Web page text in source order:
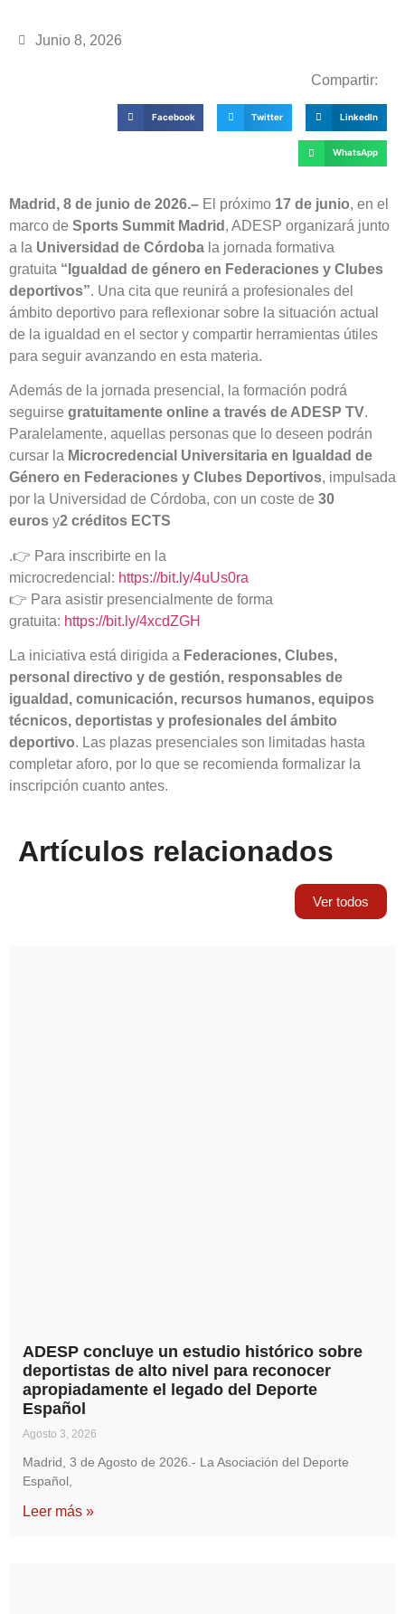
Junio 8, 2026
Compartir:
Facebook Twitter LinkedIn
WhatsApp
Madrid, 8 de junio de 2026.– El próximo 17 de junio, en el
marco de Sports Summit Madrid , ADESP organizará junto
a la Universidad de Córdoba la jornada formativa
gratuita “Igualdad de género en Federaciones y Clubes
deportivos”. Una cita que reunirá a profesionales del
ámbito deportivo para reflexionar sobre la situación actual
de la igualdad en el sector y compartir herramientas útiles
para seguir avanzando en esta materia.
Además de la jornada presencial, la formación podrá
seguirse gratuitamente online a través de ADESP TV.
Paralelamente, aquellas personas que lo deseen podrán
cursar la Microcredencial Universitaria en Igualdad de
Género en Federaciones y Clubes Deportivos, impulsada
por la Universidad de Córdoba, con un coste de 30
euros y2 créditos ECTS
.👉 Para inscribirte en la
microcredencial: https://bit.ly/4uUs0ra
👉 Para asistir presencialmente de forma
gratuita: https://bit.ly/4xcdZGH
La iniciativa está dirigida a Federaciones, Clubes,
personal directivo y de gestión, responsables de
igualdad, comunicación, recursos humanos, equipos
técnicos, deportistas y profesionales del ámbito
deportivo. Las plazas presenciales son limitadas hasta
completar aforo, por lo que se recomienda formalizar la
inscripción cuanto antes.
Artículos relacionados
Ver todos
ADESP concluye un estudio histórico sobre
deportistas de alto nivel para reconocer
apropiadamente el legado del Deporte
Español
Agosto 3, 2026
Madrid, 3 de Agosto de 2026.- La Asociación del Deporte
Español,
Leer más »